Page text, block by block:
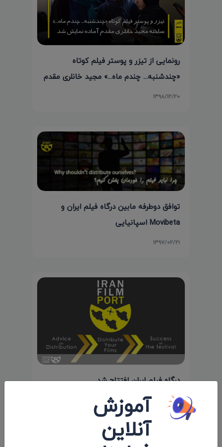
رونمایی از تیزر و پوستر فیلم کوتاه
«چندشنبه... چندم ماه...» مجید خانلری مقدم
۱۳۹۸/۱۲/۲۰
توافق دوطرفه مابین درگاه فیلم ایران و
Movibeta اسپانیایی
۱۳۹۷/۰۲/۲۱
درگاه فیلم ایران افتتاح شد
۱۳۹۷/۰۲/۰۸آموزش
آنلاین